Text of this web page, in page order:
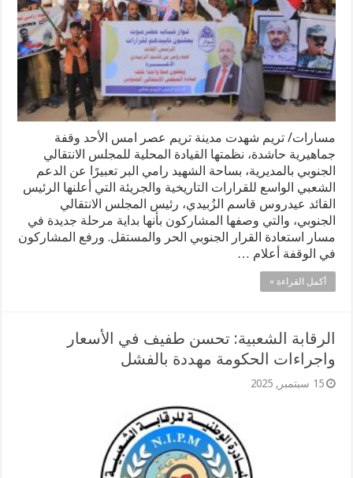
مسارات/ تريم شهدت مدينة تريم عصر امس الأحد وقفة
جماهيرية حاشدة، نظمتها القيادة المحلية للمجلس الانتقالي
الجنوبي بالمديرية، بساحة الشهيد رامي البر تعبيرًا عن الدعم
الشعبي الواسع للقرارات التاريخية والجريئة التي أعلنها الرئيس
القائد عيدروس قاسم الزُبيدي، رئيس المجلس الانتقالي
الجنوبي، والتي وصفها المشاركون بأنها بداية مرحلة جديدة في
مسار استعادة القرار الجنوبي الحر والمستقل. ورفع المشاركون
في الوقفة أعلام …
أكمل القراءة »
الرقابة الشعبية: تحسن طفيف في الأسعار
واجراءات الحكومة مهددة بالفشل
15 سبتمبر, 2025